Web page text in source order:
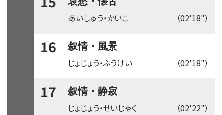
（02'18"）
あいしゅう・かいこ
16 叙情・風景
（02'18"）
じょじょう・ふうけい
17 叙情・静寂
（02'22"）
じょじょう・せいじゃく